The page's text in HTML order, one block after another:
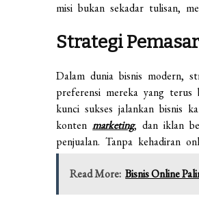
misi bukan sekadar tulisan,
Strategi
Dalam dunia bisnis modern,
preferensi mereka yang terus
kunci sukses jalankan bisnis
kontenmarketing, dan iklan
penjualan. Tanpa kehadiran
Read More: Bisnis Online